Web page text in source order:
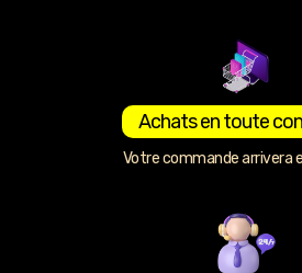
Achats en toute
Votre commande arrivera